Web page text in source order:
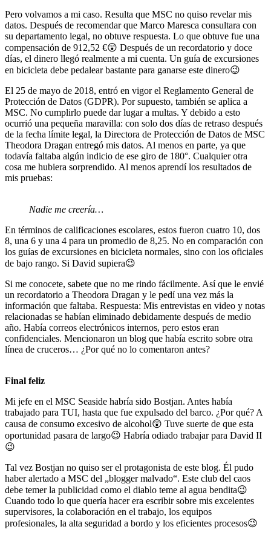
Pero volvamos a mi caso. Resulta que MSC no quiso revelar mis
datos. Después de recomendar que Marco Maresca consultara con
su departamento legal, no obtuve respuesta. Lo que obtuve fue una
compensación de 912,52 €😲 Después de un recordatorio y doce
días, el dinero llegó realmente a mi cuenta. Un guía de excursiones
en bicicleta debe pedalear bastante para ganarse este dinero😉
El 25 de mayo de 2018, entró en vigor el Reglamento General de
Protección de Datos (GDPR). Por supuesto, también se aplica a
MSC. No cumplirlo puede dar lugar a multas. Y debido a esto
ocurrió una pequeña maravilla: con solo dos días de retraso después
de la fecha límite legal, la Directora de Protección de Datos de MSC
Theodora Dragan entregó mis datos. Al menos en parte, ya que
todavía faltaba algún indicio de ese giro de 180°. Cualquier otra
cosa me hubiera sorprendido. Al menos aprendí los resultados de
mis pruebas:
Nadie me creería…
En términos de calificaciones escolares, estos fueron cuatro 10, dos
8, una 6 y una 4 para un promedio de 8,25. No en comparación con
los guías de excursiones en bicicleta normales, sino con los oficiales
de bajo rango. Si David supiera😉
Si me conocete, sabete que no me rindo fácilmente. Así que le envié
un recordatorio a Theodora Dragan y le pedí una vez más la
información que faltaba. Respuesta: Mis entrevistas en video y notas
relacionadas se habían eliminado debidamente después de medio
año. Había correos electrónicos internos, pero estos eran
confidenciales. Mencionaron un blog que había escrito sobre otra
línea de cruceros… ¿Por qué no lo comentaron antes?
Final feliz
Mi jefe en el MSC Seaside habría sido Bostjan. Antes había
trabajado para TUI, hasta que fue expulsado del barco. ¿Por qué? A
causa de consumo excesivo de alcohol😲 Tuve suerte de que esta
oportunidad pasara de largo😉 Habría odiado trabajar para David II
😉
Tal vez Bostjan no quiso ser el protagonista de este blog. Él pudo
haber alertado a MSC del „blogger malvado“. Este club del caos
debe temer la publicidad como el diablo teme al agua bendita😉
Cuando todo lo que quería hacer era escribir sobre mis excelentes
supervisores, la colaboración en el trabajo, los equipos
profesionales, la alta seguridad a bordo y los eficientes procesos😉